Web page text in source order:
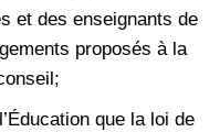
et des enseignants de
proposés à la
que la loi de